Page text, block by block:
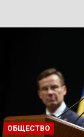
ОБЩЕСТВО